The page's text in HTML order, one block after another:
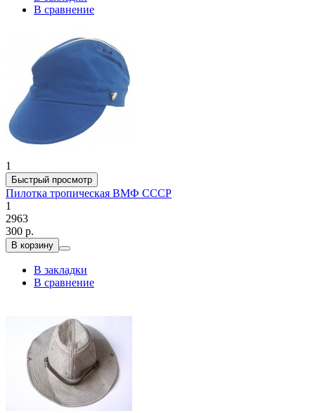
В сравнение
1
Быстрый просмотр
Пилотка тропическая ВМФ СССР
1
2963
300 р.
В корзину
В закладки
В сравнение